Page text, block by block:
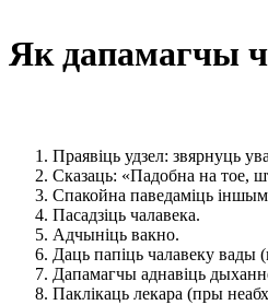
Як дапамагчы
Праявіць удзел: звярнуць
Сказаць: «Падобна на тое,
Спакойна паведаміць
Пасадзіць чалавека.
Адчыніць вакно.
Даць папіць чалавеку вады
Дапамагчы аднавіць
Паклікаць лекара (пры